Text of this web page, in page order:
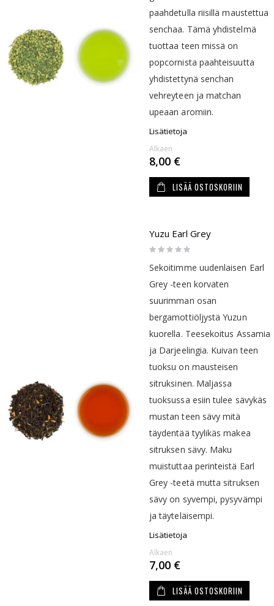
paahdetulla riisillä maustettua
senchaa. Tämä yhdistelmä
tuottaa teen missä on
popcornista paahteisuutta
yhdistettynä senchan
vehreyteen ja matchan
upeaan aromiin.
Lisätietoja
Alkaen
8,00 €
LISÄÄ OSTOSKORIIN
Yuzu Earl Grey
Rating:
0%
Sekoitimme uudenlaisen Earl
Grey -teen korvaten
suurimman osan
bergamottiöljystä Yuzun
kuorella. Teesekoitus Assamia
ja Darjeelingia. Kuivan teen
tuoksu on mausteisen
sitruksinen. Maljassa
tuoksussa esiin tulee sävykäs
mustan teen sävy mitä
täydentää tyylikäs makea
sitruksen sävy. Maku
muistuttaa perinteistä Earl
Grey -teetä mutta sitruksen
sävy on syvempi, pysyvämpi
ja täyteläisempi.
Lisätietoja
Alkaen
7,00 €
LISÄÄ OSTOSKORIIN